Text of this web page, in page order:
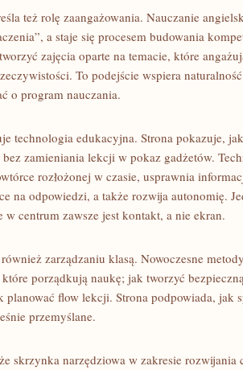
też rolę zaangażowania. Nauczanie
a staje się procesem budowania
zajęcia oparte na temacie, które
To podejście wspiera
o program nauczania.
technologia edukacyjna. Strona pokazuje,
zamieniania lekcji w pokaz gadżetów.
rozłożonej w czasie, usprawnia
na odpowiedzi, a także rozwija autonomię.
centrum zawsze jest kontakt, a nie ekran.
zarządzaniu klasą. Nowoczesne
porządkują naukę; jak tworzyć
planować flow lekcji. Strona podpowiada, jak
przemyślane.
skrzynka narzędziowa w zakresie rozwijania